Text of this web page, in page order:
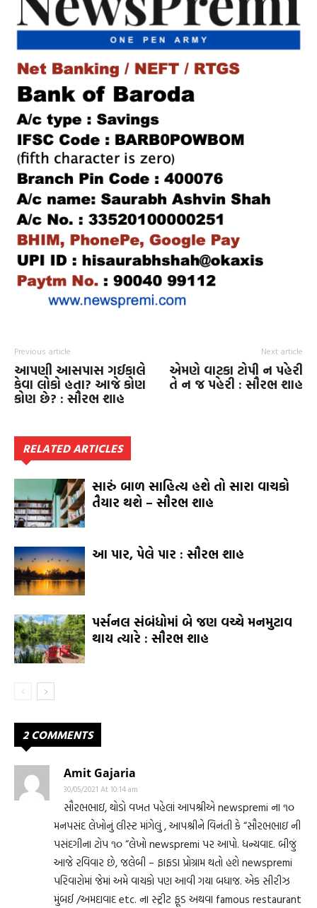
Previous article
આપણી આસપાસ ગઈકાલે
કેવા લોકો હતા? આજે કોણ
કોણ છે? : સૌરભ શાહ
Next article
એમણે વાટકા ટોપી ન પહેરી
તે ન જ પહેરી : સૌરભ શાહ
RELATED ARTICLES
સારું બાળ સાહિત્ય હશે તો સારા વાચકો
તૈયાર થશે – સૌરભ શાહ
આ પાર, પેલે પાર : સૌરભ શાહ
પર્સનલ સંબંધોમાં બે જણ વચ્ચે મનમુટાવ
થાય ત્યારે : સૌરભ શાહ
2 COMMENTS
Amit Gajaria
30/05/2021 At 10:14 am
સૌરભભાઇ, થોડો વખત પહેલાં આપશ્રીએ newspremi ના ૧૦
મનપસંદ લેખોનું લીસ્ટ માંગેલું , આપશ્રીને વિનંતી કે “સૌરભભાઇ ની
પસંદગીના ટોપ ૧૦ “લેખો newspremi પર આપો. ધન્યવાદ. બીજું
આજે રવિવાર છે, જલેબી – ફાફડા પ્રોગ્રામ થતો હશે newspremi
પરિવારોમાં જેમાં અમે વાચકો પણ આવી ગયા બધાજ. એક સીરીઝ
મુંબઈ /અમદાવાદ etc. ના સ્ટ્રીટ ફૂડ અથવા famous restaurant